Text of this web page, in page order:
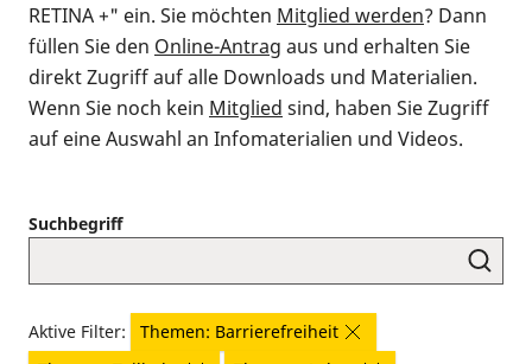
RETINA +" ein. Sie möchten Mitglied werden? Dann
füllen Sie den Online-Antrag aus und erhalten Sie
direkt Zugriff auf alle Downloads und Materialien.
Wenn Sie noch kein Mitglied sind, haben Sie Zugriff
auf eine Auswahl an Infomaterialien und Videos.
Suchbegriff
Aktive Filter:
Themen: Barrierefreiheit